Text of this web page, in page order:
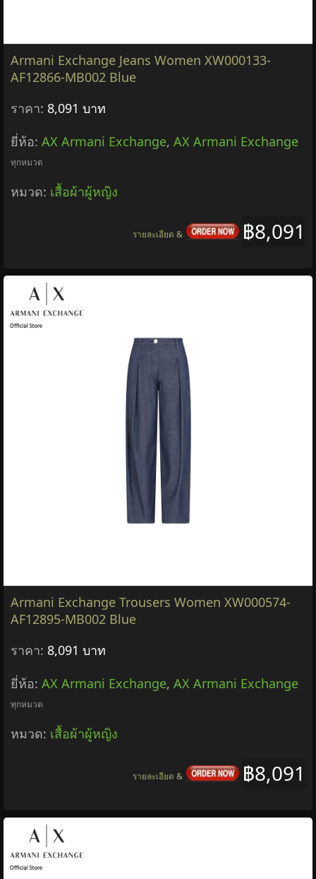
Armani Exchange Jeans Women XW000133-
AF12866-MB002 Blue
ราคา: 8,091 บาท
ยี่ห้อ: AX Armani Exchange, AX Armani Exchange
ทุกหมวด
หมวด: เสื้อผ้าผู้หญิง
฿8,091
รายละเอียด &
Armani Exchange Trousers Women XW000574-
AF12895-MB002 Blue
ราคา: 8,091 บาท
ยี่ห้อ: AX Armani Exchange, AX Armani Exchange
ทุกหมวด
หมวด: เสื้อผ้าผู้หญิง
฿8,091
รายละเอียด &